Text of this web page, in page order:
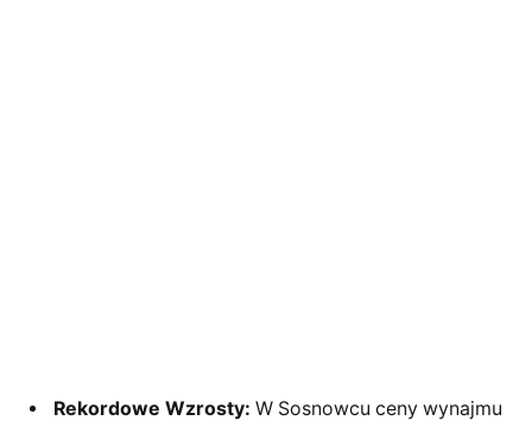
Rekordowe Wzrosty: W Sosnowcu ceny wynajmu